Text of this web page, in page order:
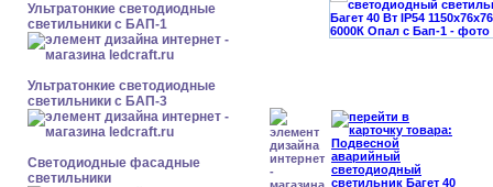
Ультратонкие светодиодные
светильники с БАП-1
Ультратонкие светодиодные
светильники с БАП-3
Светодиодные фасадные
светильники